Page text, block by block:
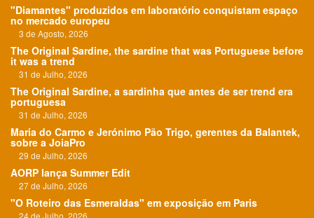
"Diamantes" produzidos em laboratório conquistam espaço
no mercado europeu
3 de Agosto, 2026
The Original Sardine, the sardine that was Portuguese before
it was a trend
31 de Julho, 2026
The Original Sardine, a sardinha que antes de ser trend era
portuguesa
31 de Julho, 2026
Maria do Carmo e Jerónimo Pão Trigo, gerentes da Balantek,
sobre a JoiaPro
29 de Julho, 2026
AORP lança Summer Edit
27 de Julho, 2026
"O Roteiro das Esmeraldas" em exposição em Paris